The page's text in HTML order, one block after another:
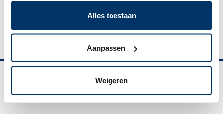
Alles toestaan
Aanpassen
Weigeren
informatie